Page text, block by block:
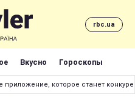
rbc.ua
Вкусно Гороскопы
приложение, которое станет